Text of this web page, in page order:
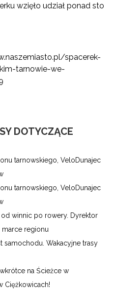
wzięło udział ponad sto
spacerek-
tarnowie-we-
DOTYCZĄCE
tarnowskiego, VeloDunajec
tarnowskiego, VeloDunajec
od winnic po rowery. Dyrektor
regionu
samochodu. Wakacyjne trasy
na Ścieżce w
Ciężkowicach!